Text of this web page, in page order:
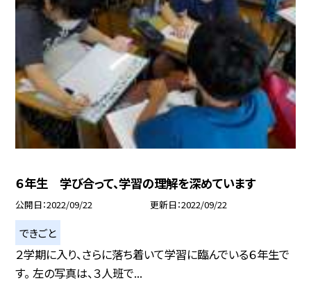
６年生 学び合って、学習の理解を深めています
公開日 2022/09/22 更新日 2022/09/22
できごと
２学期に入り、さらに落ち着いて学習に臨んでいる６年生で
す。 左の写真は、３人班で...